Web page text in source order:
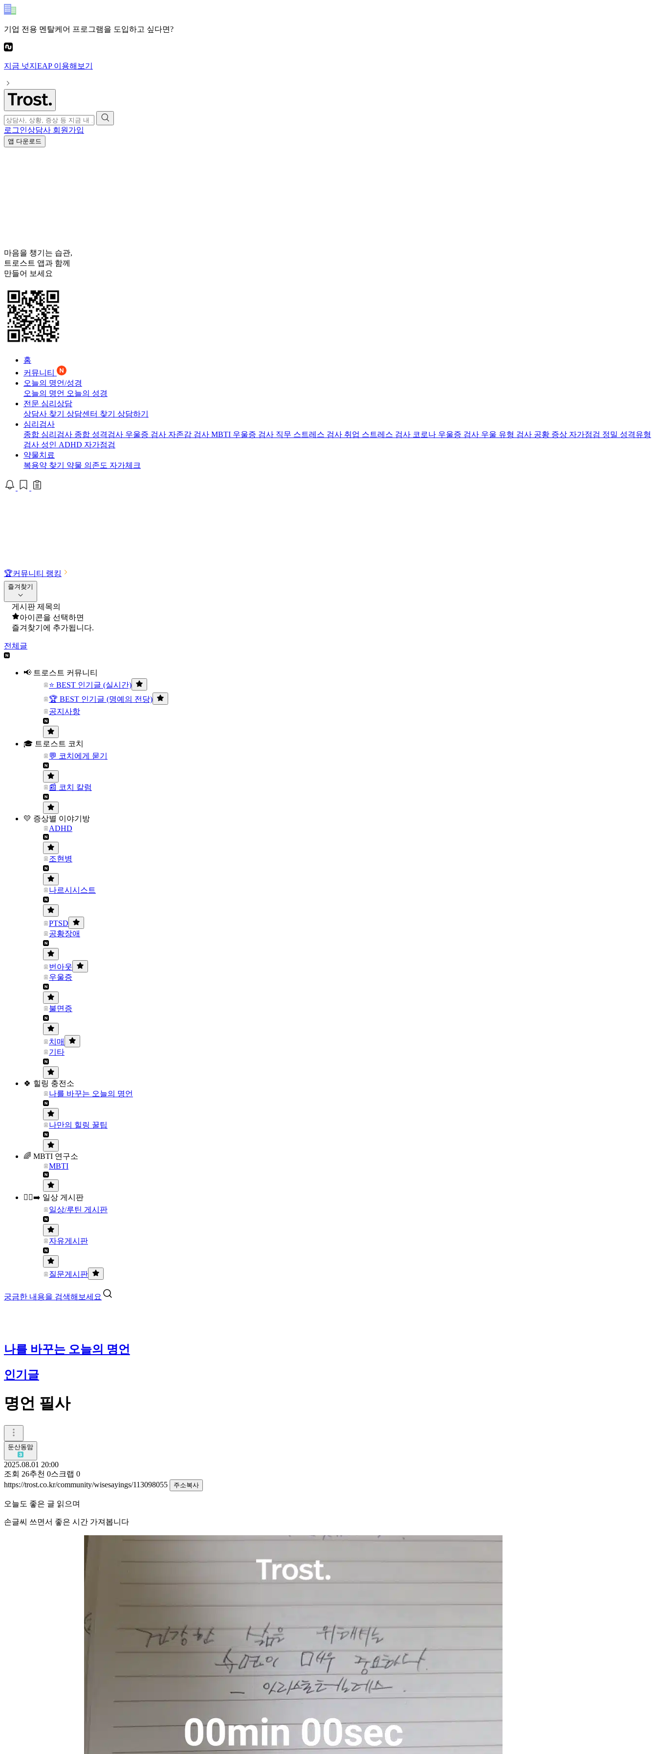
기업 전용 멘탈케어 프로그램을 도입하고 싶다면?
지금 넛지EAP이용해보기
로그인상담사 회원가입
앱 다운로드
마음을 챙기는 습관,
트로스트 앱과 함께
만들어 보세요
홈
커뮤니티
오늘의 명언/성경
오늘의 명언 오늘의 성경
전문 심리상담
상담사 찾기 상담센터 찾기 상담하기
심리검사
종합 심리검사 종합 성격검사 우울증 검사 자존감 검사 MBTI 우울증 검사 직무 스트레스 검사 취업 스트레스 검사 코로나 우울증 검사 우울 유형 검사 공황 증상 자가점검 정밀 성격유형
검사 성인 ADHD 자가점검
약물치료
복용약 찾기 약물 의존도 자가체크
🏆커뮤니티 랭킹
즐겨찾기
게시판 제목의
아이콘을 선택하면
즐겨찾기에 추가됩니다.
전체글
📢 트로스트 커뮤니티
⭐ BEST 인기글 (실시간)
🏆 BEST 인기글 (명예의 전당)
공지사항
🎓 트로스트 코치
💬 코치에게 묻기
📰 코치 칼럼
💛 증상별 이야기방
ADHD
조현병
나르시시스트
PTSD
공황장애
번아웃
우울증
불면증
치매
기타
🍀 힐링 충전소
나를 바꾸는 오늘의 명언
나만의 힐링 꿀팁
🌈 MBTI 연구소
MBTI
🏃‍♀️‍➡️ 일상 게시판
일상/루틴 게시판
자유게시판
질문게시판
궁금한 내용을 검색해보세요
나를 바꾸는 오늘의 명언
인기글
명언 필사
둔산동맘
2025.08.01 20:00
조회 26추천 0스크랩 0
https://trost.co.kr/community/wisesayings/113098055
주소복사
오늘도 좋은 글 읽으며
손글씨 쓰면서 좋은 시간 가져봅니다